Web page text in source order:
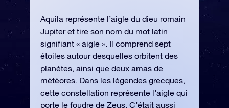
Aquila représente l’aigle du dieu romain
Jupiter et tire son nom du mot latin
signifiant « aigle ». Il comprend sept
étoiles autour desquelles orbitent des
planètes, ainsi que deux amas de
météores. Dans les légendes grecques,
cette constellation représente l’aigle qui
porte le foudre de Zeus. C’était aussi